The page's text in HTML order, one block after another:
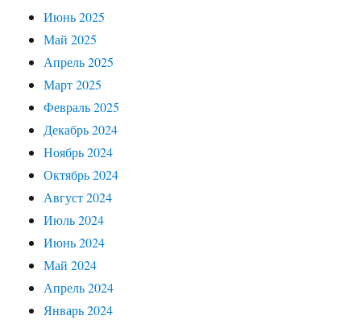
Июнь 2025
Май 2025
Апрель 2025
Март 2025
Февраль 2025
Декабрь 2024
Ноябрь 2024
Октябрь 2024
Август 2024
Июль 2024
Июнь 2024
Май 2024
Апрель 2024
Январь 2024